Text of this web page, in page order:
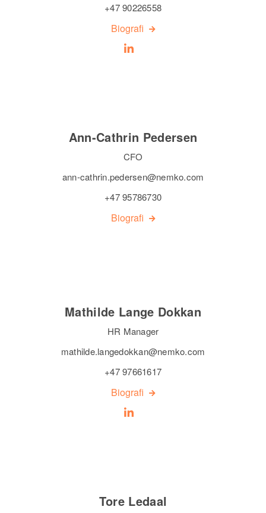
+47 90226558
Biografi
Ann-Cathrin Pedersen
CFO
ann-cathrin.pedersen@nemko.com
+47 95786730
Biografi
Mathilde Lange Dokkan
HR Manager
mathilde.langedokkan@nemko.com
+47 97661617
Biografi
Tore Ledaal